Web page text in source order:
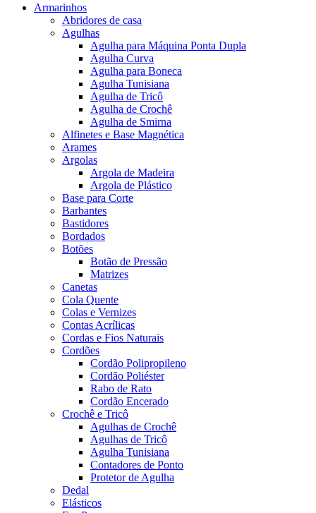
Armarinhos
Abridores de casa
Agulhas
Agulha para Máquina Ponta Dupla
Agulha Curva
Agulha para Boneca
Agulha Tunisiana
Agulha de Tricô
Agulha de Crochê
Agulha de Smirna
Alfinetes e Base Magnética
Arames
Argolas
Argola de Madeira
Argola de Plástico
Base para Corte
Barbantes
Bastidores
Bordados
Botões
Botão de Pressão
Matrizes
Canetas
Cola Quente
Colas e Vernizes
Contas Acrílicas
Cordas e Fios Naturais
Cordões
Cordão Polipropileno
Cordão Poliéster
Rabo de Rato
Cordão Encerado
Crochê e Tricô
Agulhas de Crochê
Agulhas de Tricô
Agulha Tunisiana
Contadores de Ponto
Protetor de Agulha
Dedal
Elásticos